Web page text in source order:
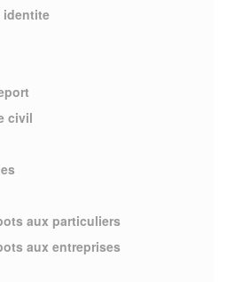
identite
civil
aux particuliers
aux entreprises